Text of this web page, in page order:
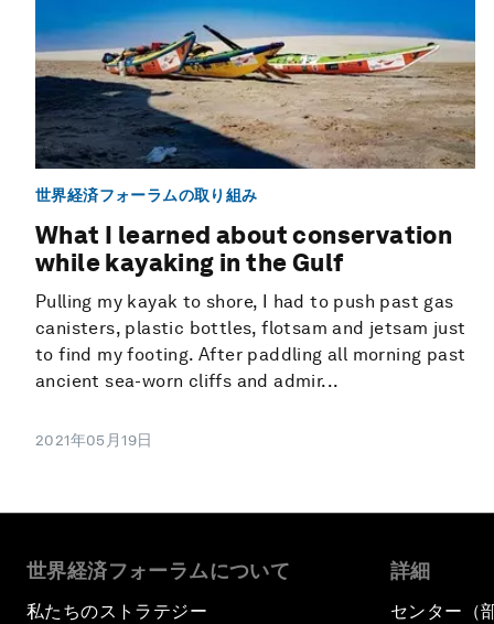
世界経済フォーラムの取り組み
What I learned about conservation
while kayaking in the Gulf
Pulling my kayak to shore, I had to push past gas
canisters, plastic bottles, flotsam and jetsam just
to find my footing. After paddling all morning past
ancient sea-worn cliffs and admir...
2021年05月19日
世界経済フォーラムについて
私たちのストラテジー
詳細
センター（